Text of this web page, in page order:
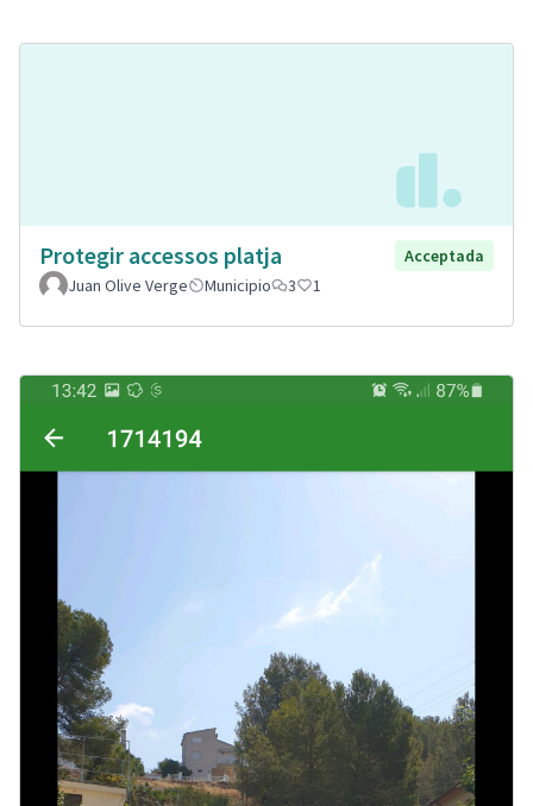
Protegir accessos platja
Acceptada
Juan Olive Verge
Municipio 3 1